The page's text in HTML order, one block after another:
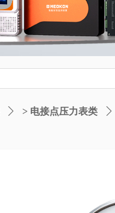
ꄲ > 电接点压力表类 ꄲ